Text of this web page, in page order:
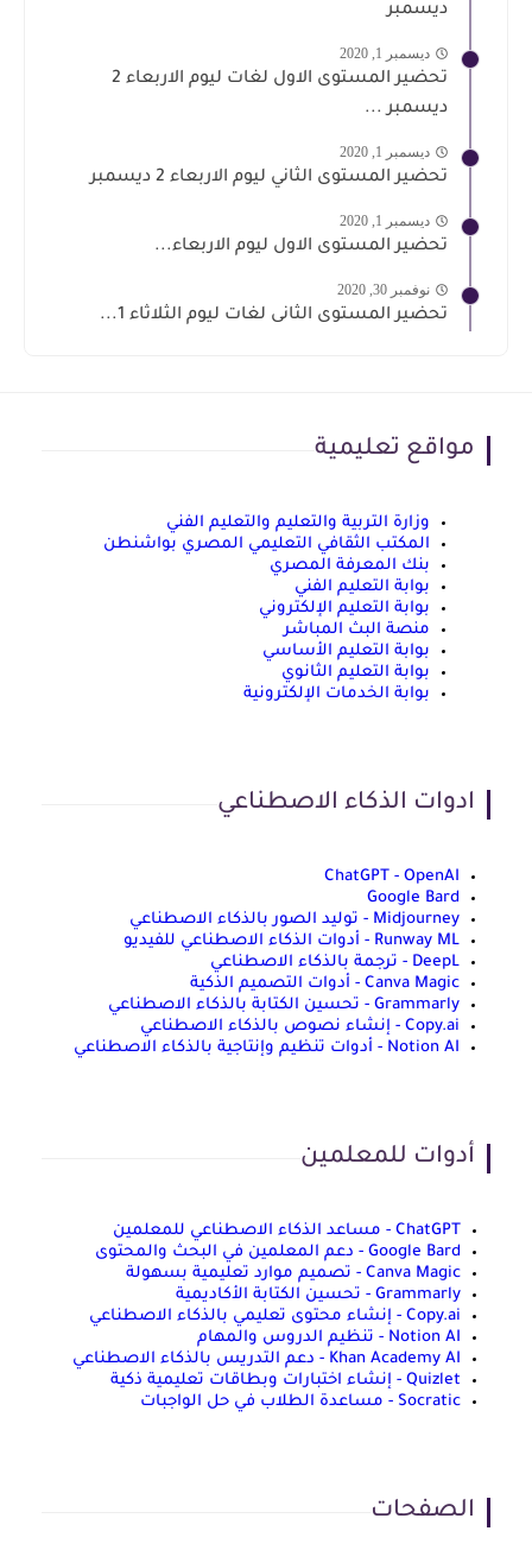
ديسمبر
ديسمبر 1, 2020
تحضير المستوى الاول لغات ليوم الاربعاء 2
ديسمبر ...
ديسمبر 1, 2020
تحضير المستوى الثاني ليوم الاربعاء 2 ديسمبر
ديسمبر 1, 2020
تحضير المستوى الاول ليوم الاربعاء...
نوفمبر 30, 2020
تحضير المستوى الثانى لغات ليوم الثلاثاء 1...
مواقع تعليمية
وزارة التربية والتعليم والتعليم الفني
المكتب الثقافي التعليمي المصري بواشنطن
بنك المعرفة المصري
بوابة التعليم الفني
بوابة التعليم الإلكتروني
منصة البث المباشر
بوابة التعليم الأساسي
بوابة التعليم الثانوي
بوابة الخدمات الإلكترونية
ادوات الذكاء الاصطناعي
ChatGPT - OpenAI
Google Bard
Midjourney - توليد الصور بالذكاء الاصطناعي
Runway ML - أدوات الذكاء الاصطناعي للفيديو
DeepL - ترجمة بالذكاء الاصطناعي
Canva Magic - أدوات التصميم الذكية
Grammarly - تحسين الكتابة بالذكاء الاصطناعي
Copy.ai - إنشاء نصوص بالذكاء الاصطناعي
Notion AI - أدوات تنظيم وإنتاجية بالذكاء الاصطناعي
أدوات للمعلمين
ChatGPT - مساعد الذكاء الاصطناعي للمعلمين
Google Bard - دعم المعلمين في البحث والمحتوى
Canva Magic - تصميم موارد تعليمية بسهولة
Grammarly - تحسين الكتابة الأكاديمية
Copy.ai - إنشاء محتوى تعليمي بالذكاء الاصطناعي
Notion AI - تنظيم الدروس والمهام
Khan Academy AI - دعم التدريس بالذكاء الاصطناعي
Quizlet - إنشاء اختبارات وبطاقات تعليمية ذكية
Socratic - مساعدة الطلاب في حل الواجبات
الصفحات